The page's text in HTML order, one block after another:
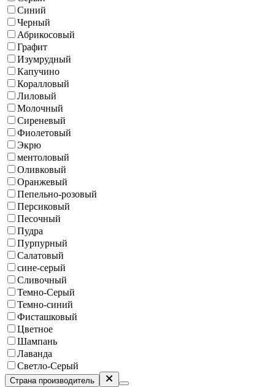
Синий
Черный
Абрикосовый
Графит
Изумрудный
Капучино
Коралловый
Лиловый
Молочный
Сиреневый
Фиолетовый
Экрю
ментоловый
Оливковый
Оранжевый
Пепельно-розовый
Персиковый
Песочный
Пудра
Пурпурный
Салатовый
сине-серый
Сливочный
Темно-Серый
Темно-синий
Фисташковый
Цветное
Шампань
Лаванда
Светло-Серый
Страна производитель